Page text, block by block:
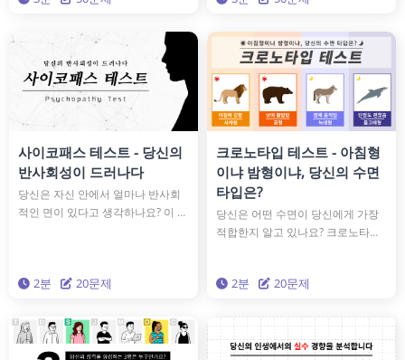
사이코패스 테스트 - 당신의
반사회성이 드러나다
당신은 자신 안에서 얼마나 반사회
적인 면이 있다고 생각하나요? 이 진
2분 20문제
크로노타입 테스트 - 아침형
이냐 밤형이냐, 당신의 수면
타입은?
당신은 어떤 수면이 당신에게 가장
적합한지 알고 있나요? 크로노타입
됩니다. 네 가지 동물 크로노타입 중
2분 20문제